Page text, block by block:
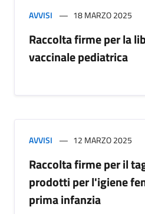
AVVISI 18 MARZO 2025
Raccolta firme per la
vaccinale pediatrica
AVVISI 12 MARZO 2025
Raccolta firme per il
prodotti per l'igiene
prima infanzia